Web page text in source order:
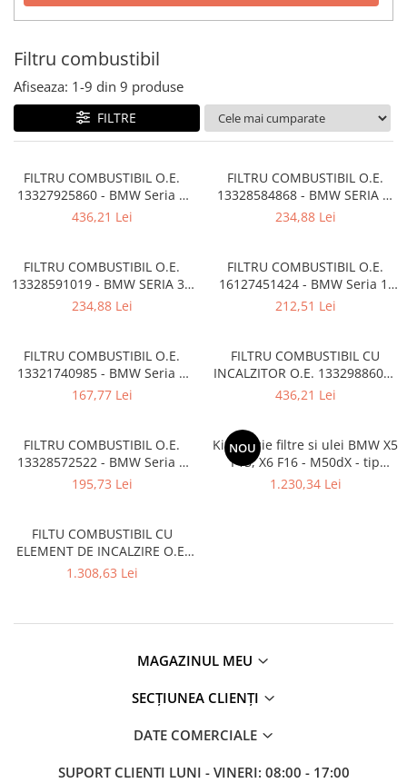
Antrenare punte
Aprindere
Bujie
Releu
Caroserie
Absorbant bara V
Actuator capsa capota
Aripă spate
Armatura
Bara fata
Bara spate
Broască usă
Canal racire
Capac fata motor
Capota spate
Elemente caroserie
Filtru combustibil
Afiseaza: 1-9 din 9 produse
FILTRE
FILTRU COMBUSTIBIL O.E.
13327925860 - BMW Seria 1
F70, Seria 2 U06, X1 U11, X2
436,21 Lei
FILTRU COMBUSTIBIL O.E.
13328584868 - BMW SERIA 1,
SERIA 2 , X1 , X2
234,88 Lei
FILTRU COMBUSTIBIL O.E.
13328591019 - BMW SERIA 3 ,
SERIA 5 , SERIA 6 , SERIA 7 ,
234,88 Lei
FILTRU COMBUSTIBIL O.E.
16127451424 - BMW Seria 1,
Seria 2, Seria 3, Seria 4, Seria
Cabrio F57, Clubman F54,
Countryman F60, F55, F5
212,51 Lei
FILTRU COMBUSTIBIL O.E.
13321740985 - BMW Seria 3
E36 E46, Seria 5 E34 E39, Seria
167,77 Lei
FILTRU COMBUSTIBIL CU
INCALZITOR O.E. 13329886040
- BMW Seria 2 G42, Seria 3
Seria 6 G32, Seria 7 G11 G12
G70, Seria 8 G14 G15 G16, X3
G01 G4
436,21 Lei
FILTRU COMBUSTIBIL O.E.
13328572522 - BMW Seria 1
F20, F21; Seria 3 F30, F31;
195,73 Lei
NOU
Kit revizie filtre si ulei BMW X5
F15, X6 F16 - M50dX - tip
motor N57X
1.230,34 Lei
FILTU COMBUSTIBIL CU
ELEMENT DE INCALZIRE O.E.
13328514121 - BMW Seria 2
1.308,63 Lei
MAGAZINUL MEU
SECȚIUNEA CLIENȚI
DATE COMERCIALE
SUPORT CLIENTI LUNI - VINERI: 08:00 - 17:00